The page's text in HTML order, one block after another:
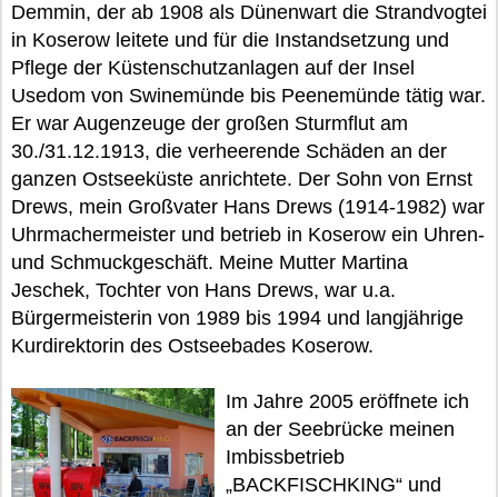
Demmin, der ab 1908 als Dünenwart die Strandvogtei
in Koserow leitete und für die Instandsetzung und
Pflege der Küstenschutzanlagen auf der Insel
Usedom von Swinemünde bis Peenemünde tätig war.
Er war Augenzeuge der großen Sturmflut am
30./31.12.1913, die verheerende Schäden an der
ganzen Ostseeküste anrichtete. Der Sohn von Ernst
Drews, mein Großvater Hans Drews (1914-1982) war
Uhrmachermeister und betrieb in Koserow ein Uhren-
und Schmuckgeschäft. Meine Mutter Martina
Jeschek, Tochter von Hans Drews, war u.a.
Bürgermeisterin von 1989 bis 1994 und langjährige
Kurdirektorin des Ostseebades Koserow.
Im Jahre 2005 eröffnete ich
an der Seebrücke meinen
Imbissbetrieb
„BACKFISCHKING“ und